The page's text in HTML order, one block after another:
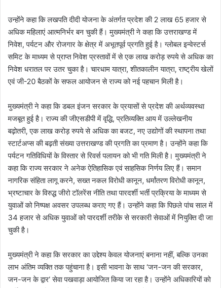
उन्होंने कहा कि लखपति दीदी योजना के अंतर्गत प्रदेश की 2 लाख 65 हजार से
अधिक महिलाएं आत्मनिर्भर बन चुकी हैं। मुख्यमंत्री ने कहा कि उत्तराखण्ड में
निवेश, पर्यटन और रोजगार के क्षेत्र में अभूतपूर्व प्रगति हुई है। ग्लोबल इन्वेस्टर्स
समिट के माध्यम से प्राप्त निवेश प्रस्तावों में से एक लाख करोड़ रुपये से अधिक का
निवेश धरातल पर उतर चुका है। चारधाम यात्रा, शीतकालीन यात्रा, राष्ट्रीय खेलों
एवं जी-20 बैठकों के सफल आयोजन से राज्य को नई पहचान मिली है।
मुख्यमंत्री ने कहा कि डबल इंजन सरकार के प्रयासों से प्रदेश की अर्थव्यवस्था
मजबूत हुई है। राज्य की जीएसडीपी में वृद्धि, प्रतिव्यक्ति आय में उल्लेखनीय
बढ़ोतरी, एक लाख करोड़ रुपये से अधिक का बजट, नए उद्योगों की स्थापना तथा
स्टार्टअप्स की बढ़ती संख्या उत्तराखण्ड की प्रगति का प्रमाण है। उन्होंने कहा कि
पर्यटन गतिविधियों के विस्तार से रिवर्स पलायन को भी गति मिली है। मुख्यमंत्री ने
कहा कि राज्य सरकार ने अनेक ऐतिहासिक एवं साहसिक निर्णय लिए हैं। समान
नागरिक संहिता लागू करने, सख्त नकल विरोधी कानून, धर्मांतरण विरोधी कानून,
भ्रष्टाचार के विरुद्ध जीरो टॉलरेंस नीति तथा पारदर्शी भर्ती प्रक्रिया के माध्यम से
युवाओं को निष्पक्ष अवसर उपलब्ध कराए गए हैं। उन्होंने कहा कि पिछले पांच साल में
34 हजार से अधिक युवाओं को पारदर्शी तरीके से सरकारी सेवाओं में नियुक्ति दी जा
चुकी है।
मुख्यमंत्री ने कहा कि सरकार का उद्देश्य केवल योजनाएं बनाना नहीं, बल्कि उनका
लाभ अंतिम व्यक्ति तक पहुंचाना है। इसी भावना के साथ ‘जन-जन की सरकार,
जन-जन के द्वार’ सेवा पखवाड़ा आयोजित किया जा रहा है। उन्होंने अधिकारियों को